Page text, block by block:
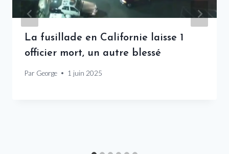
La fusillade en Californie laisse 1
officier mort, un autre blessé
Par George 1 juin 2025